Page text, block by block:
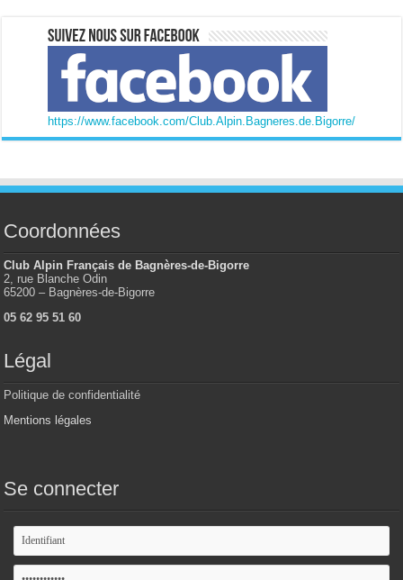
https://www.facebook.com/Club.Alpin.Bagneres.de.Bigorre/
Coordonnées
Club Alpin Français de Bagnères-de-Bigorre
2, rue Blanche Odin
65200 – Bagnères-de-Bigorre
05 62 95 51 60
Légal
Politique de confidentialité
Mentions légales
Se connecter